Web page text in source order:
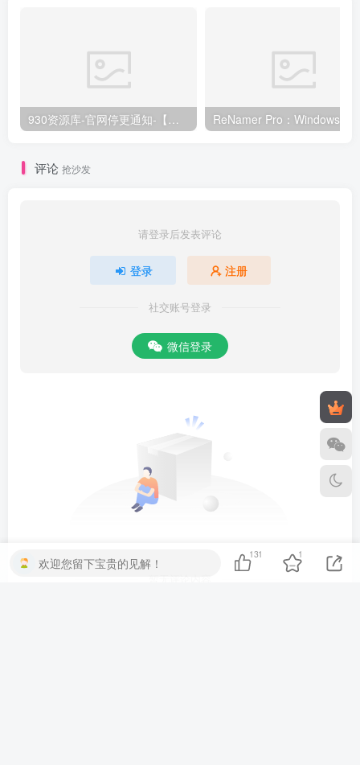
930资源库-官网停更通知-【换在线文档更新-每日更新】
评论 抢沙发
请登录后发表评论
登录 注册
社交账号登录
微信登录
欢迎您留下宝贵的见解！
131 1